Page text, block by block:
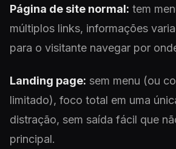
Página de site normal: tem
múltiplos links, informações
para o visitante navegar por
Landing page: sem menu (ou
limitado), foco total em uma
distração, sem saída fácil que
principal.